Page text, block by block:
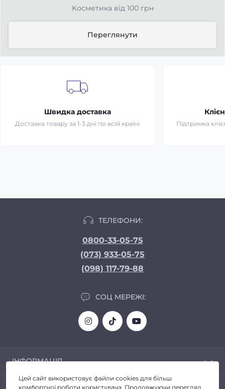
Косметика від 100 грн
Переглянути
Швидка доставка
Доставка товару за 1-3 дні по всій країні Підтримка
ТЕЛЕФОНИ:
0800-33-05-75
(073) 933-05-75
(098) 117-79-88
СОЦ МЕРЕЖІ:
ІНФОРМАЦІЯ
Доставка та Оплата
Цей сайт використовує файли cookies для більш
комфортної роботи користувача. Продовжуючи перегляд